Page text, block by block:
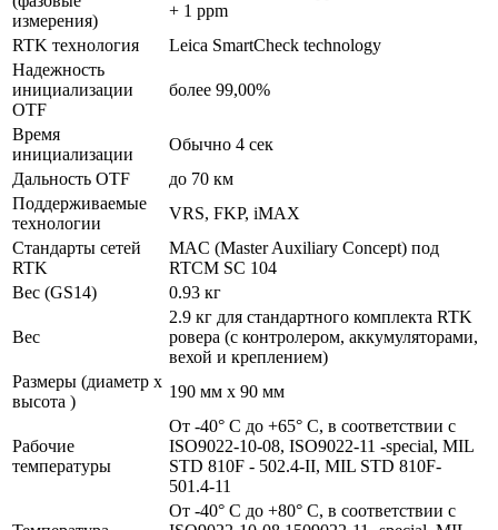
измерения)
+ 1 ppm
RTK технология
Leica SmartCheck technology
Надежность
инициализации
OTF
более 99,00%
Время
инициализации
Обычно 4 сек
Дальность OTF
до 70 км
Поддерживаемые
технологии
VRS, FKP, iMAX
Стандарты сетей
RTK
MAC (Master Auxiliary Concept) под
RTCM SC 104
Вес (GS14)
0.93 кг
Вес
2.9 кг для стандартного комплекта RTK
ровера (с контролером, аккумуляторами,
вехой и креплением)
Размеры (диаметр x
высота )
190 мм х 90 мм
Рабочие
температуры
От -40° С до +65° С, в соответствии с
ISO9022-10-08, ISO9022-11 -special, MIL
STD 810F - 502.4-II, MIL STD 810F-
501.4-11
От -40° С до +80° С, в соответствии с